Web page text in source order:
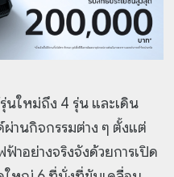
นใหม่ถึง 4 รุ่น และเดิน
านกิจกรรมต่าง ๆ ตั้งแต่
าอย่างจริงจังด้วยการเปิด